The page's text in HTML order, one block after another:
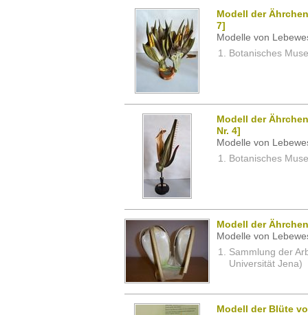
Modell der
7]
Modelle von
Botanisches
Modell der
Nr. 4]
Modelle von
Botanisches
Modell der
Modelle von
Sammlung der
Universität Jena)
Modell der Blüte